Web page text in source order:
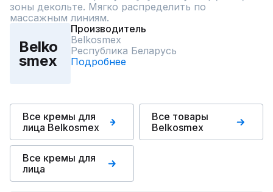
зоны декольте. Мягко распределить по
массажным линиям.
Belko
smex
Производитель
Belkosmex
Республика Беларусь
Подробнее
Все кремы для
лица Belkosmex
Все товары
Belkosmex
Все кремы для
лица